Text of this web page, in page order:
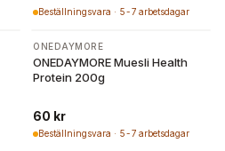
Beställningsvara · 5-7 arbetsdagar
ONEDAYMORE
ONEDAYMORE Muesli Health
Protein 200g
60 kr
Beställningsvara · 5-7 arbetsdagar